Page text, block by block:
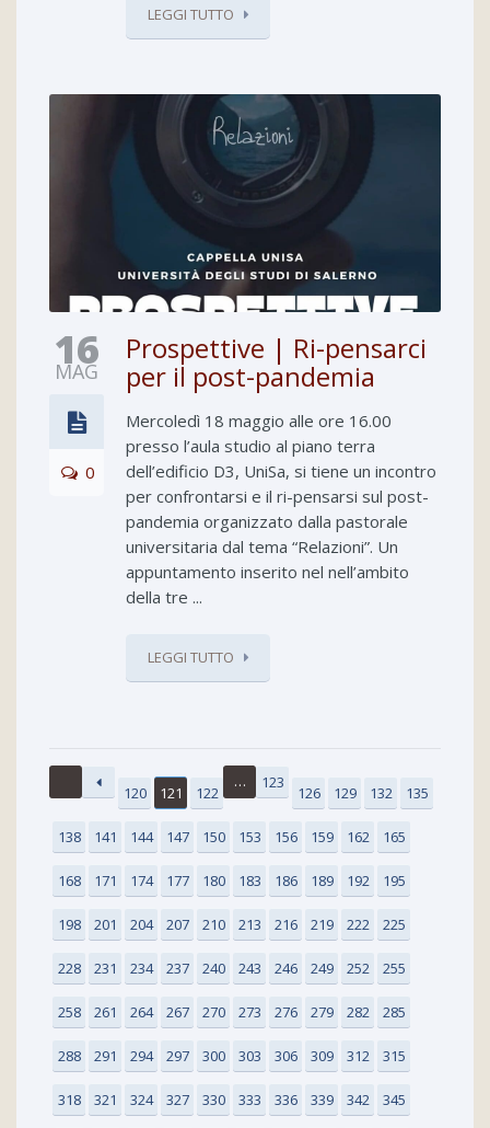
LEGGI TUTTO
16
MAG
0
Prospettive | Ri-pensarci
per il post-pandemia
Mercoledì 18 maggio alle ore 16.00
presso l’aula studio al piano terra
dell’edificio D3, UniSa, si tiene un incontro
per confrontarsi e il ri-pensarsi sul post-
pandemia organizzato dalla pastorale
universitaria dal tema “Relazioni”. Un
appuntamento inserito nel nell’ambito
della tre ...
LEGGI TUTTO
120 121 122
… 123
126 129 132 135
138 141 144 147 150 153 156 159 162 165
168 171 174 177 180 183 186 189 192 195
198 201 204 207 210 213 216 219 222 225
228 231 234 237 240 243 246 249 252 255
258 261 264 267 270 273 276 279 282 285
288 291 294 297 300 303 306 309 312 315
318 321 324 327 330 333 336 339 342 345